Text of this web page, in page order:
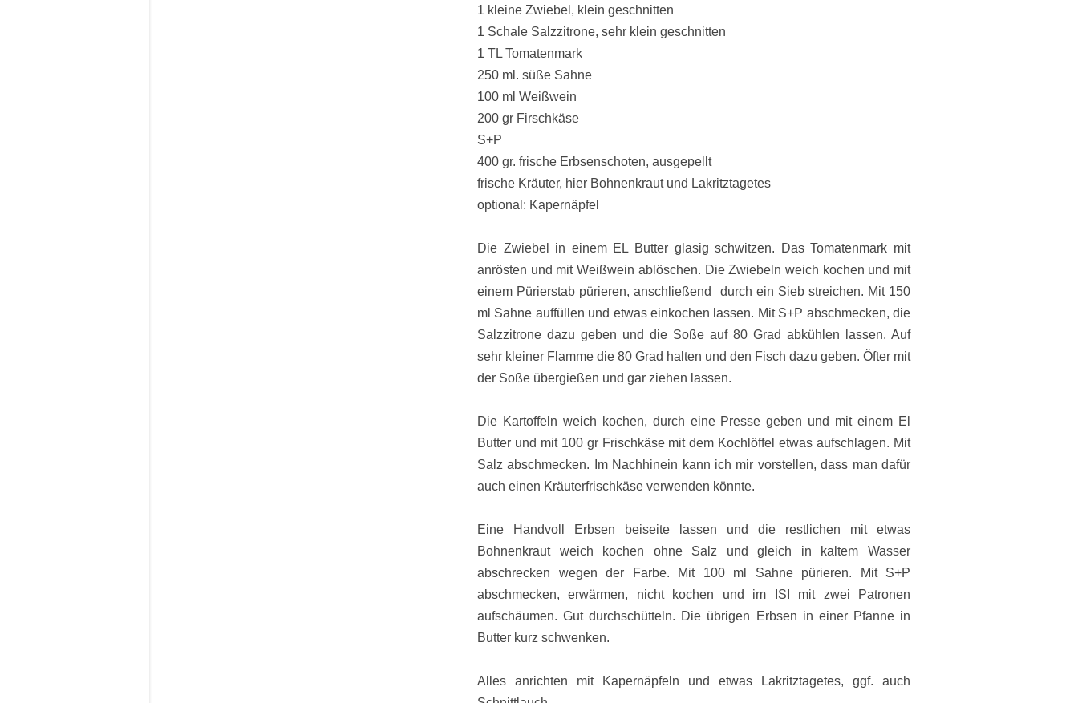
1 kleine Zwiebel, klein geschnitten
1 Schale Salzzitrone, sehr klein geschnitten
1 TL Tomatenmark
250 ml. süße Sahne
100 ml Weißwein
200 gr Firschkäse
S+P
400 gr. frische Erbsenschoten, ausgepellt
frische Kräuter, hier Bohnenkraut und Lakritztagetes
optional: Kapernäpfel
Die Zwiebel in einem EL Butter glasig schwitzen. Das Tomatenmark mit
anrösten und mit Weißwein ablöschen. Die Zwiebeln weich kochen und mit
einem Pürierstab pürieren, anschließend durch ein Sieb streichen. Mit 150
ml Sahne auffüllen und etwas einkochen lassen. Mit S+P abschmecken, die
Salzzitrone dazu geben und die Soße auf 80 Grad abkühlen lassen. Auf
sehr kleiner Flamme die 80 Grad halten und den Fisch dazu geben. Öfter mit
der Soße übergießen und gar ziehen lassen.
Die Kartoffeln weich kochen, durch eine Presse geben und mit einem El
Butter und mit 100 gr Frischkäse mit dem Kochlöffel etwas aufschlagen. Mit
Salz abschmecken. Im Nachhinein kann ich mir vorstellen, dass man dafür
auch einen Kräuterfrischkäse verwenden könnte.
Eine Handvoll Erbsen beiseite lassen und die restlichen mit etwas
Bohnenkraut weich kochen ohne Salz und gleich in kaltem Wasser
abschrecken wegen der Farbe. Mit 100 ml Sahne pürieren. Mit S+P
abschmecken, erwärmen, nicht kochen und im ISI mit zwei Patronen
aufschäumen. Gut durchschütteln. Die übrigen Erbsen in einer Pfanne in
Butter kurz schwenken.
Alles anrichten mit Kapernäpfeln und etwas Lakritztagetes, ggf. auch